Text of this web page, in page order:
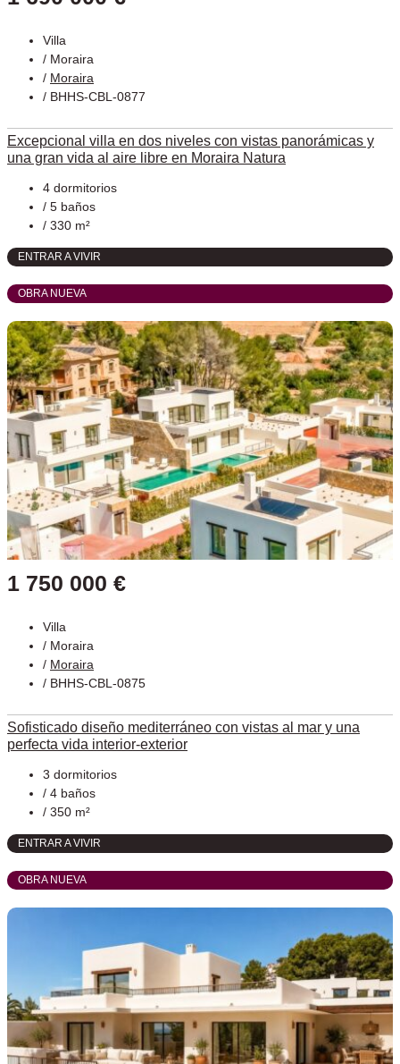
Villa
/ Moraira
/ Moraira
/ BHHS-CBL-0877
Excepcional villa en dos niveles con vistas panorámicas y
una gran vida al aire libre en Moraira Natura
4 dormitorios
/ 5 baños
/ 330 m²
ENTRAR A VIVIR
OBRA NUEVA
1 750 000 €
Villa
/ Moraira
/ Moraira
/ BHHS-CBL-0875
Sofisticado diseño mediterráneo con vistas al mar y una
perfecta vida interior-exterior
3 dormitorios
/ 4 baños
/ 350 m²
ENTRAR A VIVIR
OBRA NUEVA